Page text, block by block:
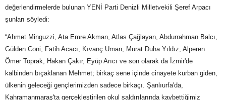
değerlendirmelerde bulunan YENİ Parti Denizli Milletvekili Şeref Arpacı
şunları söyledi:
“Ahmet Minguzzi, Ata Emre Akman, Atlas Çağlayan, Abdurrahman Balcı,
Gülden Coni, Fatih Acacı, Kıvanç Uman, Murat Duha Yıldız, Alperen
Ömer Toprak, Hakan Çakır, Eyüp Arıcı ve son olarak da İzmir'de
kalbinden bıçaklanan Mehmet; birkaç sene içinde cinayete kurban giden,
ülkenin geleceği gençlerimizden sadece birkaçı. Şanlıurfa'da,
Kahramanmaraş'ta gerçekleştirilen okul saldırılarında kaybettiğimiz